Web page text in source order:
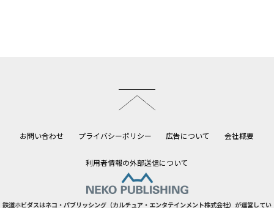
お問い合わせ プライバシーポリシー 広告について 会社概要
利用者情報の外部送信について
鉄道ホビダスはネコ・パブリッシング（カルチュア・エンタテインメント株式会社）が運営してい